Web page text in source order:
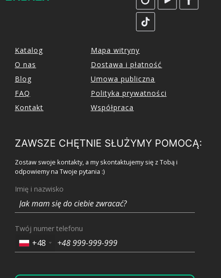
Katalog
O nas
Blog
FAQ
Kontakt
Mapa witryny
Dostawa i płatność
Umowa publiczna
Polityka prywatności
Współpraca
ZAWSZE CHĘTNIE SŁUŻYMY POMOCĄ:
Zostaw swoje kontakty, a my skontaktujemy się z Tobą i
odpowiemy na Twoje pytania :)
Imię i nazwisko
Twój numer telefonu
+48